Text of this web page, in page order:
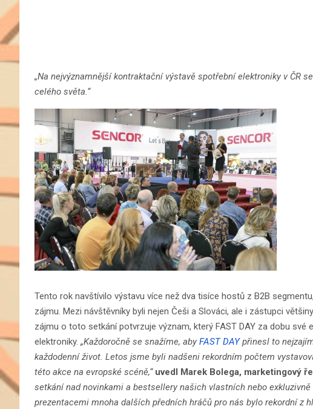
„Na nejvýznamnější kontraktační výstavě spotřební elektroniky v ČR
celého světa.“
Tento rok navštívilo výstavu více než dva tisíce hostů z B2B
zájmu. Mezi návštěvníky byli nejen Češi a Slováci, ale i zástupci
zájmu o toto setkání potvrzuje význam, který FAST DAY za dobu své
elektroniky. „Každoročně se snažíme, aby FAST DAYpřinesl to
každodenní život. Letos jsme byli nadšeni rekordním počtem
této akce na evropské scéně,“ uvedl Marek Bolega, marketingový
setkání nad novinkami a bestsellery našich vlastních nebo
prezentacemi mnoha dalších předních hráčů pro nás bylo rekordní z